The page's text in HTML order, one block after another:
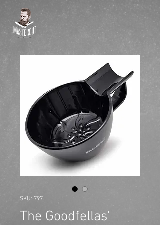
SKU: 797
The Goodfellas'